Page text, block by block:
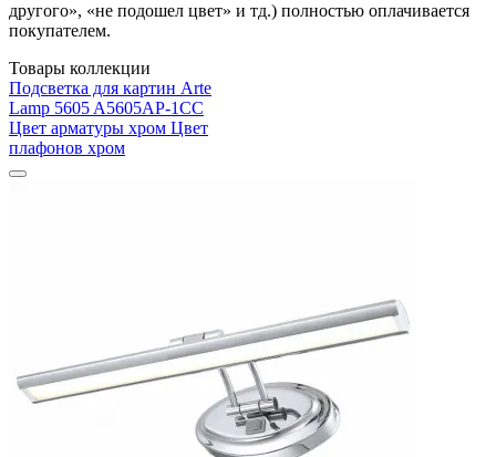
другого», «не подошел цвет» и тд.) полностью оплачивается
покупателем.
Товары коллекции
Подсветка для картин Arte
Lamp 5605 A5605AP-1CC
Цвет арматуры хром Цвет
плафонов хром